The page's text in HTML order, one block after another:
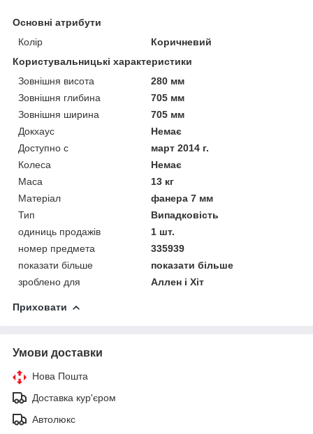
Основні атрибути
Колір
Коричневий
Користувальницькі характеристики
Зовнішня висота
280 мм
Зовнішня глибина
705 мм
Зовнішня ширина
705 мм
Докхаус
Немає
Доступно с
март 2014 г.
Колеса
Немає
Маса
13 кг
Матеріал
фанера 7 мм
Тип
Випадковість
одиниць продажів
1 шт.
номер предмета
335939
показати більше
показати більше
зроблено для
Аллен і Хіт
Приховати
Умови доставки
Нова Пошта
Доставка кур'єром
Автолюкс